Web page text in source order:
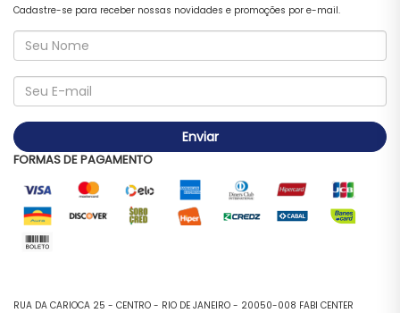
Cadastre-se para receber nossas novidades e promoções por e-mail.
Enviar
FORMAS DE PAGAMENTO
RUA DA CARIOCA 25 - CENTRO - RIO DE JANEIRO - 20050-008 FABI CENTER